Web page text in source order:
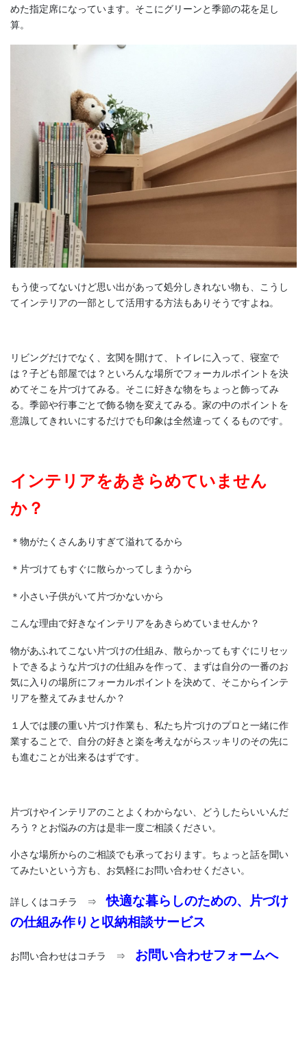
めた指定席になっています。そこにグリーンと季節の花を足し
算。
もう使ってないけど思い出があって処分しきれない物も、こうし
てインテリアの一部として活用する方法もありそうですよね。
リビングだけでなく、玄関を開けて、トイレに入って、寝室で
は？子ども部屋では？といろんな場所でフォーカルポイントを決
めてそこを片づけてみる。そこに好きな物をちょっと飾ってみ
る。季節や行事ごとで飾る物を変えてみる。家の中のポイントを
意識してきれいにするだけでも印象は全然違ってくるものです。
インテリアをあきらめていません
か？
＊物がたくさんありすぎて溢れてるから
＊片づけてもすぐに散らかってしまうから
＊小さい子供がいて片づかないから
こんな理由で好きなインテリアをあきらめていませんか？
物があふれてこない片づけの仕組み、散らかってもすぐにリセッ
トできるような片づけの仕組みを作って、まずは自分の一番のお
気に入りの場所にフォーカルポイントを決めて、そこからインテ
リアを整えてみませんか？
１人では腰の重い片づけ作業も、私たち片づけのプロと一緒に作
業することで、自分の好きと楽を考えながらスッキリのその先に
も進むことが出来るはずです。
片づけやインテリアのことよくわからない、どうしたらいいんだ
ろう？とお悩みの方は是非一度ご相談ください。
小さな場所からのご相談でも承っております。ちょっと話を聞い
てみたいという方も、お気軽にお問い合わせください。
詳しくはコチラ ⇒快適な暮らしのための、片づけ
の仕組み作りと収納相談サービス
お問い合わせはコチラ ⇒ お問い合わせフォームへ